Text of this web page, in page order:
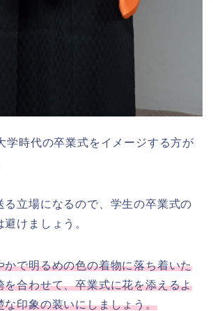
学時代の卒業式をイメージする方が
る立場になるので、学生の卒業式の
けましょう。
かで明るめの色の着物に落ち着いた
を合わせて、卒業式に花を添えるよ
な印象の装いにしましょう。